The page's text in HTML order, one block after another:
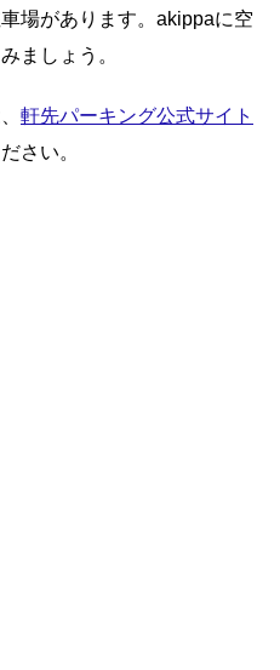
場があります。akippaに空
ましょう。
軒先パーキング公式サイト
さい。